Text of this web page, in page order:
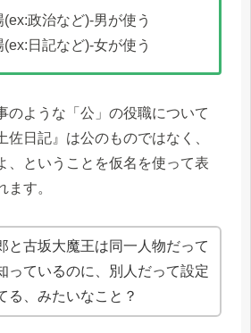
政治など)-男が使う
日記など)-女が使う
のような「公」の役職について
佐日記』は公のものではなく、
、ということを仮名を使って表
ます。
と古坂大魔王は同一人物だって
っているのに、別人だって設定
る、みたいなこと？